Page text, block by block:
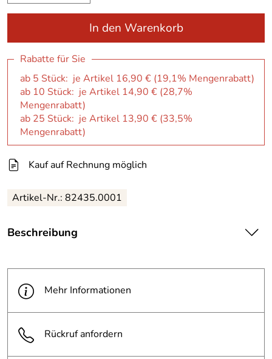
In den Warenkorb
Rabatte für Sie
ab 5 Stück: je Artikel 16,90 € (19,1% Mengenrabatt)
ab 10 Stück: je Artikel 14,90 € (28,7%
Mengenrabatt)
ab 25 Stück: je Artikel 13,90 € (33,5%
Mengenrabatt)
Kauf auf Rechnung möglich
Artikel-Nr.: 82435.0001
Beschreibung
· P3 R mit Aktivkohle
· ist ein leichter Filter
· der Schutz und Komfort kombiniert. Paarweise eingesetzt
· bieten unsere Filter niedrigen Atemwiderstand und ein
sich schnell und einfach per Klick bei der Halbmasken
Mehr Informationen
Rückruf anfordern